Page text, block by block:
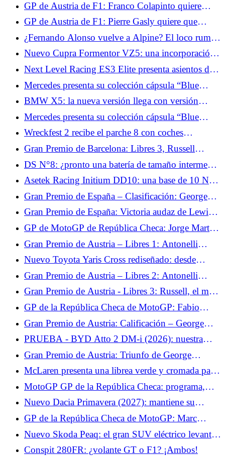
</p> <p>However, keeping "se enriquece" aligns
closely with the original meaning. An alternative,
"Moza Flight amplía su ecosistema con módulos y
pantallas," is more natural but shifts the nuance
slightly. Going with "se enriquece" seems best!
</p>
GP de Austria de F1: Franco Colapinto quiere
confirmar el buen momento de Alpine
GP de Austria de F1: Pierre Gasly quiere que
Alpine progrese en la clasificación
¿Fernando Alonso vuelve a Alpine? El loco rumor
de traspaso que sacude el paddock
Nuevo Cupra Formentor VZ5: una incorporación
que se mueve tanto como su motor
Next Level Racing ES3 Elite presenta asientos de
carreras en fibra de carbono y vidrio.
Mercedes presenta su colección cápsula “Blue
Wonder” con George Russell y Kimi Antonelli
BMW X5: la nueva versión llega con versión
eléctrica y una batería gigantesca
Mercedes presenta su colección cápsula “Blue
Wonder” con George Russell y Kimi Antonelli
Wreckfest 2 recibe el parche 8 con coches
estadounidenses y un nuevo sistema de progresión.
Gran Premio de Barcelona: Libres 3, Russell
encabeza la clasificación.
DS N°8: ¿pronto una batería de tamaño intermedio
para el crossover eléctrico?
Asetek Racing Initium DD10: una base de 10 Nm
que puede pasar a 14 Nm.
Gran Premio de España – Clasificación: George
Russell en pole por delante de Lewis Hamilton
Gran Premio de España: Victoria audaz de Lewis
Hamilton con Ferrari.
GP de MotoGP de República Checa: Jorge Martín
cuenta con su mentalidad para superar su lesión
este fin de semana
Gran Premio de Austria – Libres 1: Antonelli
marca el tono ante su compañero de equipo
Nuevo Toyota Yaris Cross rediseñado: desde
29.500 €, precios más elevados para el SUV
urbano
Gran Premio de Austria – Libres 2: Antonelli
confirma el rendimiento de Mercedes
Gran Premio de Austria - Libres 3: Russell, el más
rápido antes de la clasificación.
GP de la República Checa de MotoGP: Fabio
Quartararo espera volver a la vanguardia con
Yamaha
Gran Premio de Austria: Calificación – George
Russell consigue la pole tras el choque de
Verstappen
PRUEBA - BYD Atto 2 DM-i (2026): nuestra
opinión sobre el SUV urbano... La primera prueba
del BYD Atto 2 nos dejó con ganas de más. Si no
estuviera desprovisto de... Ensayo jueves 18 de
junio de 2026
Gran Premio de Austria: Triunfo de George
Russell, Verstappen impresiona
McLaren presenta una librea verde y cromada para
Silverstone.
MotoGP GP de la República Checa: programa,
canal de televisión y horarios del fin de semana,
Fabio Quartararo espera lo mejor con Yamaha
Nuevo Dacia Primavera (2027): mantiene su
nombre pero toma todo del Twingo
GP de la República Checa de MotoGP: Marc
Márquez espera un intenso desafío físico en Brno
Nuevo Skoda Peaq: el gran SUV eléctrico levanta
el velo de su interior
Conspit 280FR: ¿volante GT o F1? ¡Ambos!